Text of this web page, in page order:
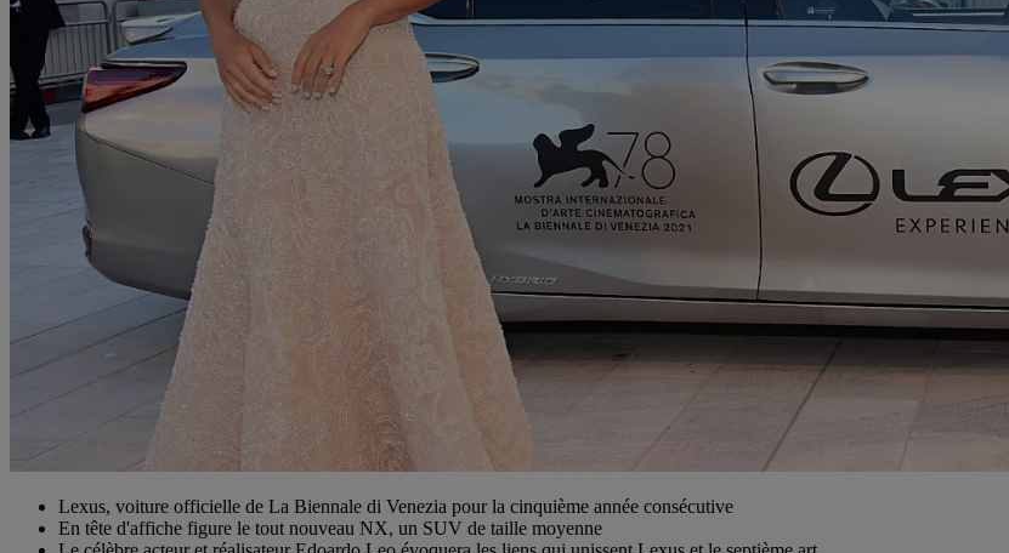
Lexus, voiture officielle de La Biennale di Venezia pour la cinquième année consécutive
En tête d'affiche figure le tout nouveau NX, un SUV de taille moyenne